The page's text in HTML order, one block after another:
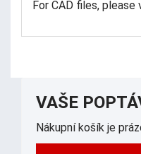
For CAD files,
VAŠE
Nákupní košík je